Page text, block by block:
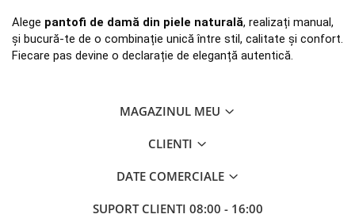
Alege pantofi de damă din piele naturală, realizați manual,
și bucură-te de o combinație unică între stil, calitate și confort.
Fiecare pas devine o declarație de eleganță autentică.
MAGAZINUL MEU
CLIENTI
DATE COMERCIALE
SUPORT CLIENTI 08:00 - 16:00